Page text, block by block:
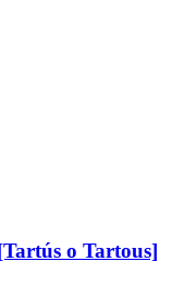
o Tartous]